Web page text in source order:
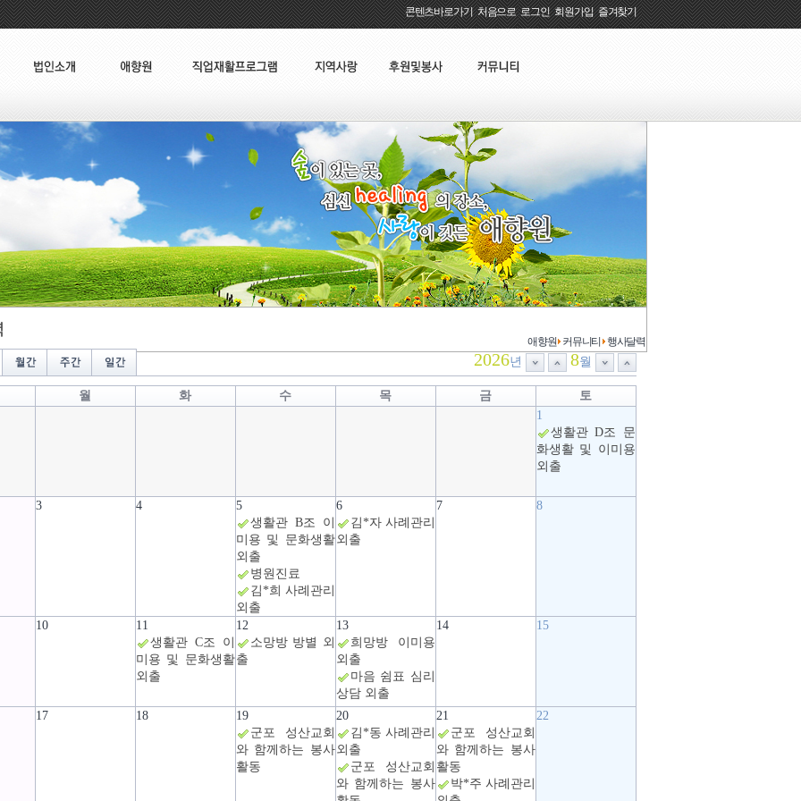
콘텐츠바로가기:처음으로:로그인:회원가입:즐겨찾기
애향원 커뮤니티 행사달력
2026년 8월
월 화 수 목 금
토
1
생활관 D조 문
화생활 및 이미용
외출
3 4
5
생활관 B조 이
미용 및 문화생활
외출
병원진료
김*희 사례관리
외출
6
김*자 사례관리
외출
7 8
10
11
생활관 C조 이
미용 및 문화생활
외출
12
소망방 방별 외
출
13
희망방 이미용
외출
마음 쉼표 심리
상담 외출
14 15
17 18
19
군포 성산교회
와 함께하는 봉사
활동
20
김*동 사례관리
외출
군포 성산교회
와 함께하는 봉사
21
군포 성산교회
와 함께하는 봉사
활동
박*주 사례관리
22